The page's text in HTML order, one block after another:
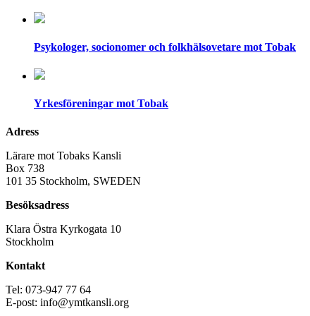
Psykologer, socionomer och folkhälsovetare mot Tobak
Yrkesföreningar mot Tobak
Adress
Lärare mot Tobaks Kansli
Box 738
101 35 Stockholm, SWEDEN
Besöksadress
Klara Östra Kyrkogata 10
Stockholm
Kontakt
Tel: 073-947 77 64
E-post: info@ymtkansli.org